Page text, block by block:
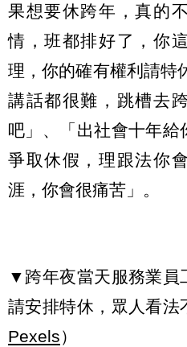
果想要休跨年，真的
情，班都排好了，你
理，你的確有權利請特
講話都很難，跳槽去
吧」、「出社會十年
爭取休假，理跟法你
涯，你會很痛苦」。
▼跨年夜當天服務業員
請安排特休，眾人看法
Pexels）